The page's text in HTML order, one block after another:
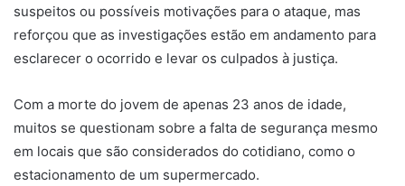
suspeitos ou possíveis motivações para o ataque, mas
reforçou que as investigações estão em andamento para
esclarecer o ocorrido e levar os culpados à justiça.
Com a morte do jovem de apenas 23 anos de idade,
muitos se questionam sobre a falta de segurança mesmo
em locais que são considerados do cotidiano, como o
estacionamento de um supermercado.